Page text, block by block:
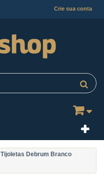
Crie sua conta
Tijoletas Debrum Branco